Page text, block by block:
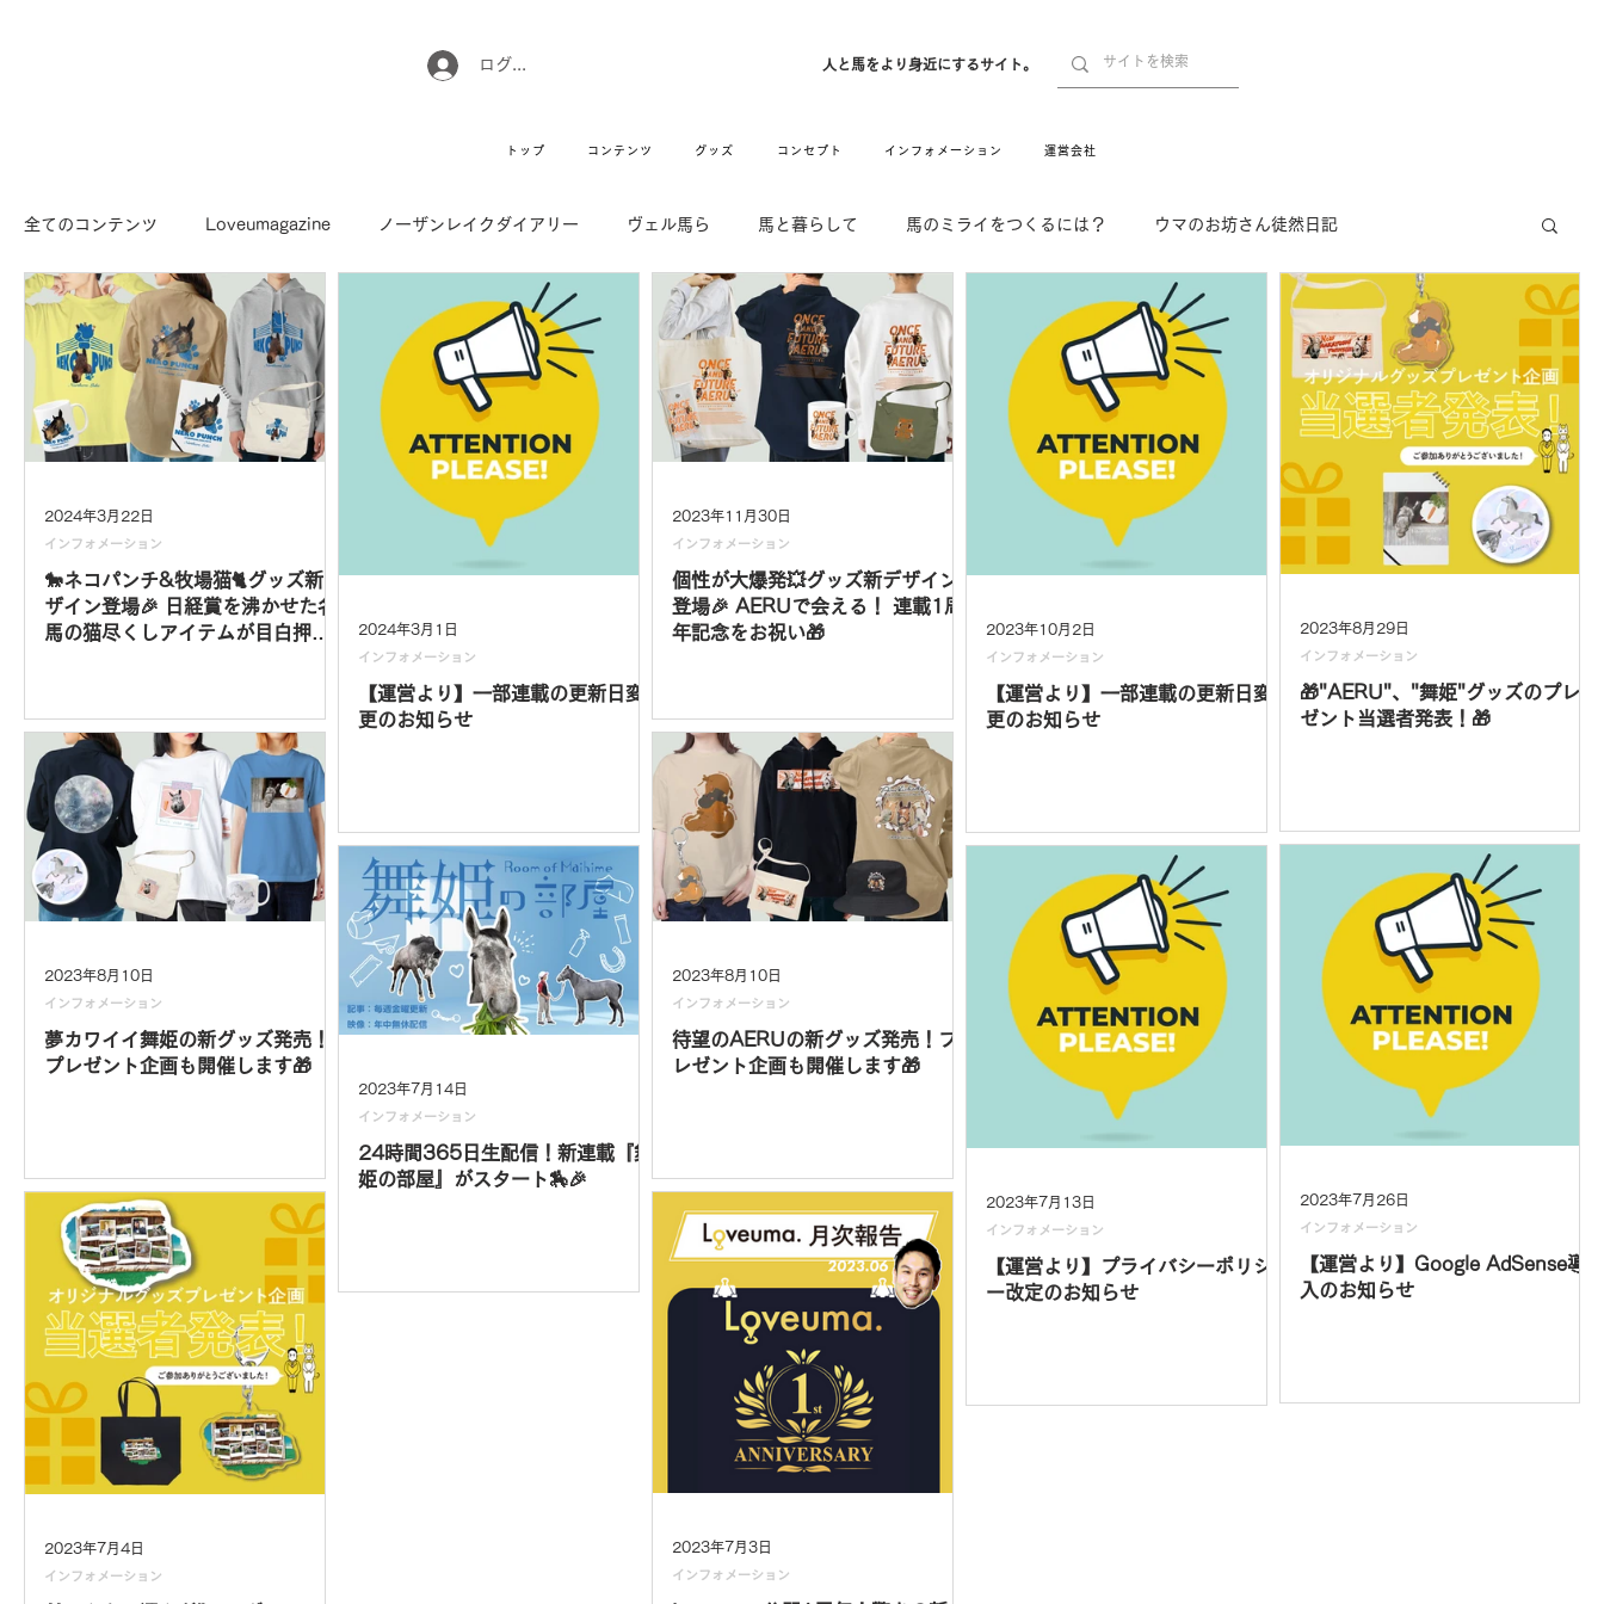
ログイン 人と馬をより身近にするサイト。
トップ コンテンツ グッズ コンセプト インフォメーション 運営会社
全てのコンテンツ Loveumagazine ノーザンレイクダイアリー ヴェル馬ら 馬と暮らして 馬のミライをつくるには？ ウマのお坊さん徒然日記
馬でUMAなアトリエ 愛情MAX! ルミノックス RIDE & HUG 舞姫の部屋 withuma. 引退馬コレクション インフォメーション New
Long Hit
🐎ネコパンチ&牧場猫🐈グッズ新デ
ザイン登場🎉 日経賞を沸かせた名
馬の猫尽くしアイテムが目白押し
インフォメーション
2024年3月22日
【運営より】一部連載の更新日変
更のお知らせ
インフォメーション
2024年3月1日
個性が大爆発💥グッズ新デザイン
登場🎉 AERUで会える！ 連載1周
年記念をお祝い🎁
インフォメーション
2023年11月30日
【運営より】一部連載の更新日変
更のお知らせ
インフォメーション
2023年10月2日
🎁"AERU"、"舞姫"グッズのプレ
ゼント当選者発表！🎁
インフォメーション
2023年8月29日
夢カワイイ舞姫の新グッズ発売！
プレゼント企画も開催します🎁
インフォメーション
2023年8月10日
待望のAERUの新グッズ発売！プ
レゼント企画も開催します🎁
インフォメーション
2023年8月10日
【運営より】Google AdSense導
入のお知らせ
インフォメーション
2023年7月26日
24時間365日生配信！新連載『舞
姫の部屋』がスタート🏇🎉
インフォメーション
2023年7月14日
【運営より】プライバシーポリシ
ー改定のお知らせ
インフォメーション
2023年7月13日
インフォメーション
2023年7月4日
インフォメーション
2023年7月3日